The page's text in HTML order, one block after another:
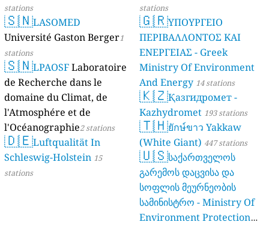
61 stations
stations
🇸🇳LASOMED
Université Gaston Berger1
stations
🇸🇳LPAOSF Laboratoire
de Recherche dans le
domaine du Climat, de
l'Atmosphére et de
l'Océanographie2 stations
🇩🇪Luftqualität In
Schleswig-Holstein 15
stations
stations
🇬🇷ΥΠΟΥΡΓΕΙΟ
ΠΕΡΙΒΑΛΛΟΝΤΟΣ ΚΑΙ
ΕΝΕΡΓΕΙΑΣ - Greek
Ministry Of Environment
And Energy 14 stations
🇰🇿Қазгидромет -
Kazhydromet 193 stations
🇹🇭ยักษ์ขาว Yakkaw
(White Giant) 447 stations
🇺🇸საქართველოს
გარემოს დაცვისა და
სოფლის მეურნეობის
სამინისტრო - Ministry Of
Environment Protection